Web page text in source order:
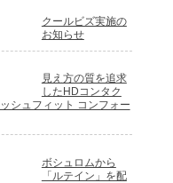
クールビズ実施の
お知らせ
見え方の質を追求
したHDコンタク
シュフィット コンフォー
ボシュロムから
「ルテイン」を配